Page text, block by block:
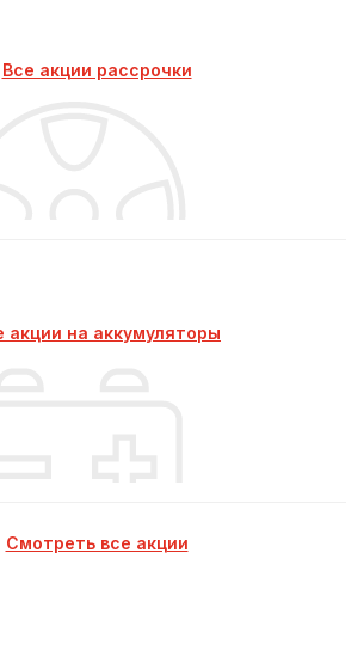
Все акции рассрочки
акции на аккумуляторы
Смотреть все акции